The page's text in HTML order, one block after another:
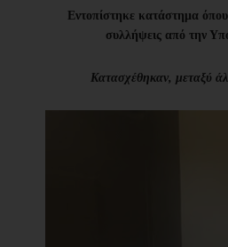
Εντοπίστηκε κατάστημα
συλλήψεις από την
Κατασχέθηκαν, μεταξύ